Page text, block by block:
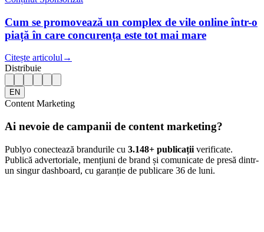
Cum se promovează un complex de vile online într-o
piață în care concurența este tot mai mare
Citește articolul→
Distribuie
EN
Content Marketing
Ai nevoie de campanii de content marketing?
Publyo conectează brandurile cu 3.148+ publicații verificate.
Publică advertoriale, mențiuni de brand și comunicate de presă dintr-
un singur dashboard, cu garanție de publicare 36 de luni.